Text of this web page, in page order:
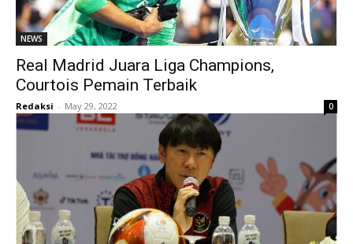
NEWS
Real Madrid Juara Liga Champions,
Courtois Pemain Terbaik
Redaksi - May 29, 2022 0